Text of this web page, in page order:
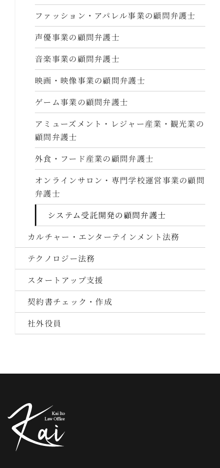
ファッション・アパレル事業の顧問弁護士
声優事業の顧問弁護士
音楽事業の顧問弁護士
映画・映像事業の顧問弁護士
ゲーム事業の顧問弁護士
アミューズメント・レジャー産業・観光業の
顧問弁護士
外食・フード産業の顧問弁護士
オンラインサロン・専門学校運営事業の顧問
弁護士
システム受託開発の顧問弁護士
カルチャー・エンターテインメント法務
テクノロジー法務
スタートアップ支援
契約書チェック・作成
社外役員